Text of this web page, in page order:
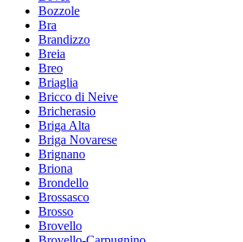
Bozzole
Bra
Brandizzo
Breia
Breo
Briaglia
Bricco di Neive
Bricherasio
Briga Alta
Briga Novarese
Brignano
Briona
Brondello
Brossasco
Brosso
Brovello